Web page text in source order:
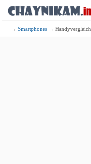
→Smartphones → Handyvergleich